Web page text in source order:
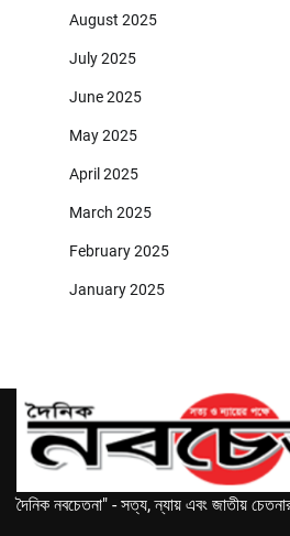
August 2025
July 2025
June 2025
May 2025
April 2025
March 2025
February 2025
January 2025
দৈনিক নবচেতনা" - সত্য, ন্যায় এবং জাতীয়